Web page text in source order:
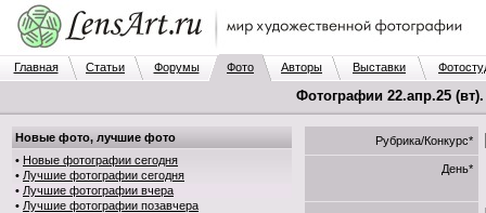
Главная Статьи Форумы Фото Авторы Выставки
Фотографии 22.апр.25
Новые фото, лучшие фото
• Новые фотографии сегодня
• Лучшие фотографии сегодня
• Лучшие фотографии вчера
• Лучшие фотографии позавчера
Рубрика/Конкурс*
День*